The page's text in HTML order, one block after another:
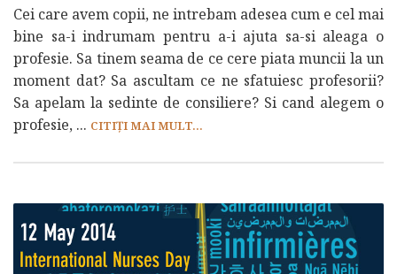
Cei care avem copii, ne intrebam adesea cum e cel mai
bine sa-i indrumam pentru a-i ajuta sa-si aleaga o
profesie. Sa tinem seama de ce cere piata muncii la un
moment dat? Sa ascultam ce ne sfatuiesc profesorii?
Sa apelam la sedinte de consiliere? Si cand alegem o
profesie, ... CITIȚI MAI MULT...